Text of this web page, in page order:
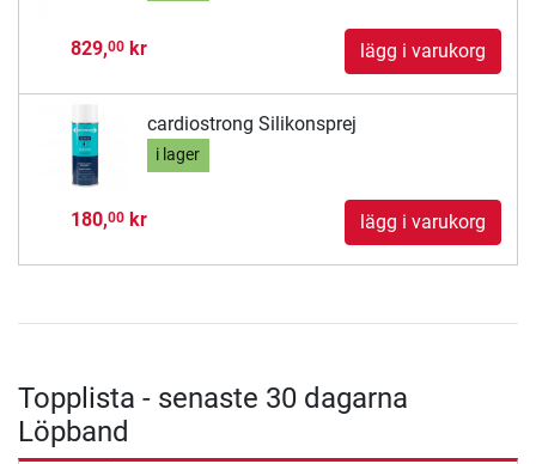
829,00kr lägg i varukorg
cardiostrong Silikonsprej
i lager
180,00kr lägg i varukorg
Topplista - senaste 30 dagarna
Löpband